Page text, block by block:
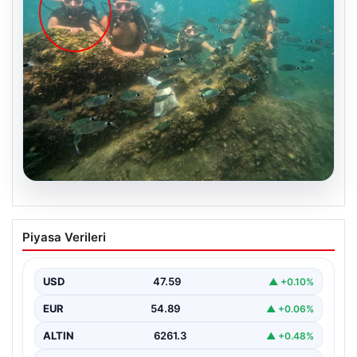
05.08.2026
Annesi yaşamını yitirmişti, kızı
Instagram’da yakaladı! Ölümlü scuba
Piyasa Verileri
USD 47.59 ▲ +0.10%
EUR 54.89 ▲ +0.06%
ALTIN 6261.3 ▲ +0.48%